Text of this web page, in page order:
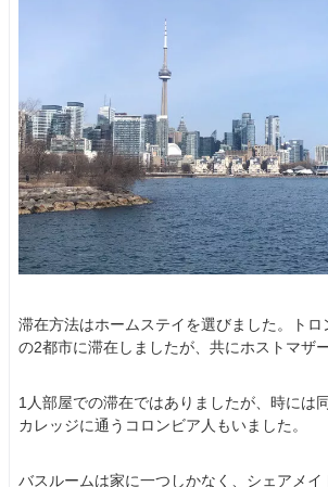
滞在方法はホームステイを選びました。トロ
の2都市に滞在しましたが、共にホストマザ
1人部屋での滞在ではありましたが、時には
カレッジに通うコロンビア人もいました。
バスルームは家に一つしかなく、シェアメイ